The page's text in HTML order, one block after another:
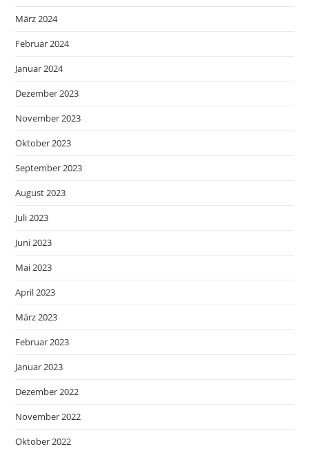
März 2024
Februar 2024
Januar 2024
Dezember 2023
November 2023
Oktober 2023
September 2023
August 2023
Juli 2023
Juni 2023
Mai 2023
April 2023
März 2023
Februar 2023
Januar 2023
Dezember 2022
November 2022
Oktober 2022